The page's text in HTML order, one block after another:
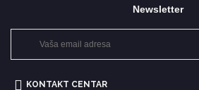
Newsletter
KONTAKT CENTAR